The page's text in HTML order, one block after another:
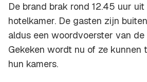
De brand brak rond 12.45 uur uit
hotelkamer. De gasten zijn
aldus een woordvoerster van de
Gekeken wordt nu of ze kunnen
hun kamers.